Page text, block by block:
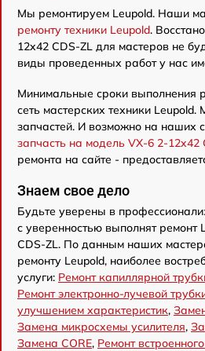
Мы ремонтируем Leupold. Наши
ремонту техники Leupold.
12x42 CDS-ZL для мастеров не
виды проведенных работ у нас
Минимальные сроки выполнения
сеть мастерских техники
запчастей. И возможно на наших
запчасть на модель VX-6 2-12x42
ремонта на сайте -
Знаем свое дело
Будьте уверены в
с уверенностью выполнят ремонт
CDS-ZL. По данным наших
ремонту Leupold, наиболее
услуги: Ремонт капиллярной
Ремонт электронно-лучевой
улучшением характеристик,
Замена микросхемы усилителя,
Замена CORE, Ремонт